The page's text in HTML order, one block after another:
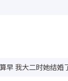
早 我大二时她结婚